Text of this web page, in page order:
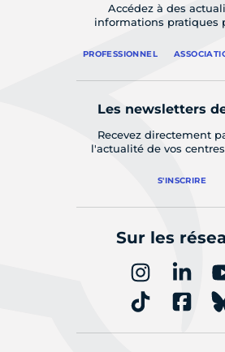
Accédez à des
informations pratiques
PROFESSIONNEL
Les newsletters
Recevez directement
l'actualité de vos
S'INSCRIRE
Sur les